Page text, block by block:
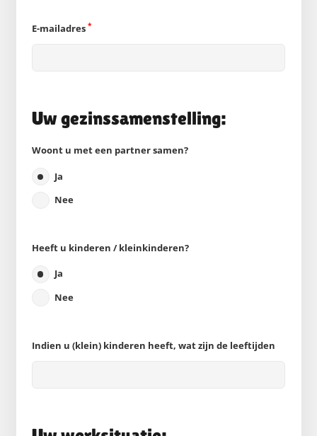
E-mailadres *
Uw gezinssamenstelling:
Woont u met een partner samen?
Ja
Nee
Heeft u kinderen / kleinkinderen?
Ja
Nee
Indien u (klein) kinderen heeft, wat zijn de leeftijden